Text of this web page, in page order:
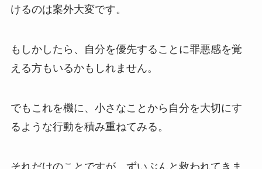
けるのは案外大変です。
もしかしたら、自分を優先することに罪悪感を覚
える方もいるかもしれません。
でもこれを機に、小さなことから自分を大切にす
るような行動を積み重ねてみる。
それだけのことですが、ずいぶんと救われてきま